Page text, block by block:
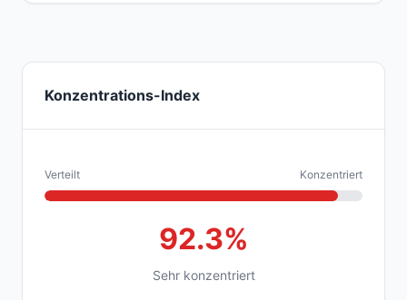
Konzentrations-Index
Verteilt Konzentriert
92.3%
Sehr konzentriert